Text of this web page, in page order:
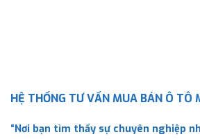
HỆ THỐNG TƯ VẤN MUA BÁN Ô TÔ
“Nơi bạn tìm thấy sự chuyên nghiệp